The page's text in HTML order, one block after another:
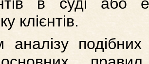
клієнтів.
аналізу